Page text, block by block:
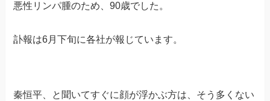
悪性リンパ腫のため、90歳でした。
訃報は6月下旬に各社が報じています。
秦恒平、と聞いてすぐに顔が浮かぶ方は、そう多くない